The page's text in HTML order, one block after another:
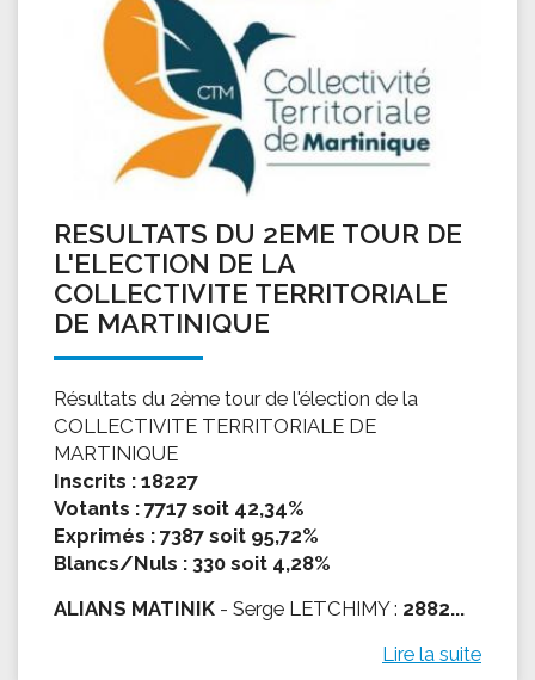
RESULTATS DU 2EME TOUR DE
L'ELECTION DE LA
COLLECTIVITE TERRITORIALE
DE MARTINIQUE
Résultats du 2ème tour de l'élection de la
COLLECTIVITE TERRITORIALE DE
MARTINIQUE
Inscrits : 18227
Votants : 7717 soit 42,34%
Exprimés : 7387 soit 95,72%
Blancs/Nuls : 330 soit 4,28%
ALIANS MATINIK - Serge LETCHIMY : 2882...
Lire la suite